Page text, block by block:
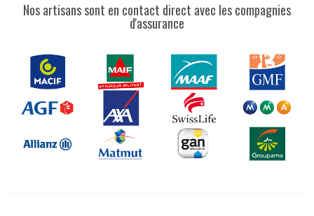
Nos artisans sont en contact direct avec les compagnies
d'assurance